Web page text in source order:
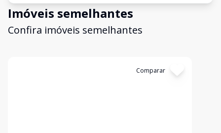
Imóveis semelhantes
Confira imóveis semelhantes
Comparar